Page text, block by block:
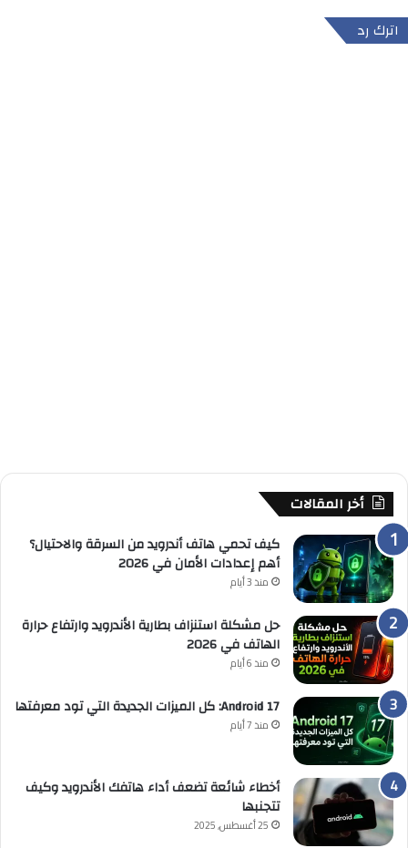
اترك رد
أخر المقالات
كيف تحمي هاتف أندرويد من السرقة والاحتيال؟
أهم إعدادات الأمان في 2026
منذ 3 أيام
حل مشكلة استنزاف بطارية الأندرويد وارتفاع حرارة
الهاتف في 2026
منذ 6 أيام
Android 17: كل الميزات الجديدة التي تود معرفتها
منذ 7 أيام
أخطاء شائعة تضعف أداء هاتفك الأندرويد وكيف
تتجنبها
25 أغسطس, 2025